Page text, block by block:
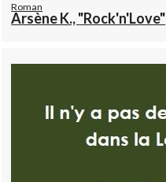
Roman
Arsène K., "Rock'n'Love"